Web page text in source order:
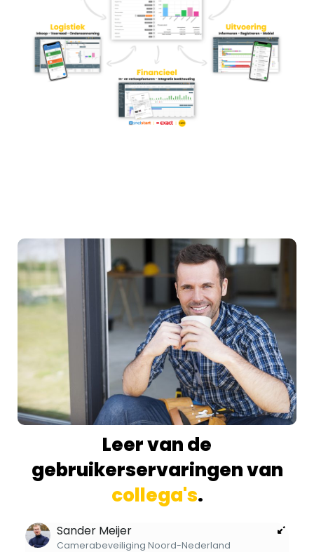
Leer van de
gebruikerservaringen van
collega's.
Sander Meijer
Camerabeveiliging Noord-Nederland